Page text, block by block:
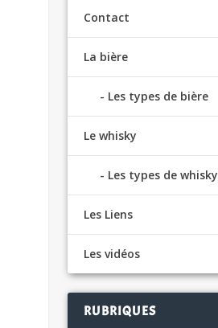
Contact
La bière
Les types de bière
Le whisky
Les types de whisky
Les Liens
Les vidéos
RUBRIQUES